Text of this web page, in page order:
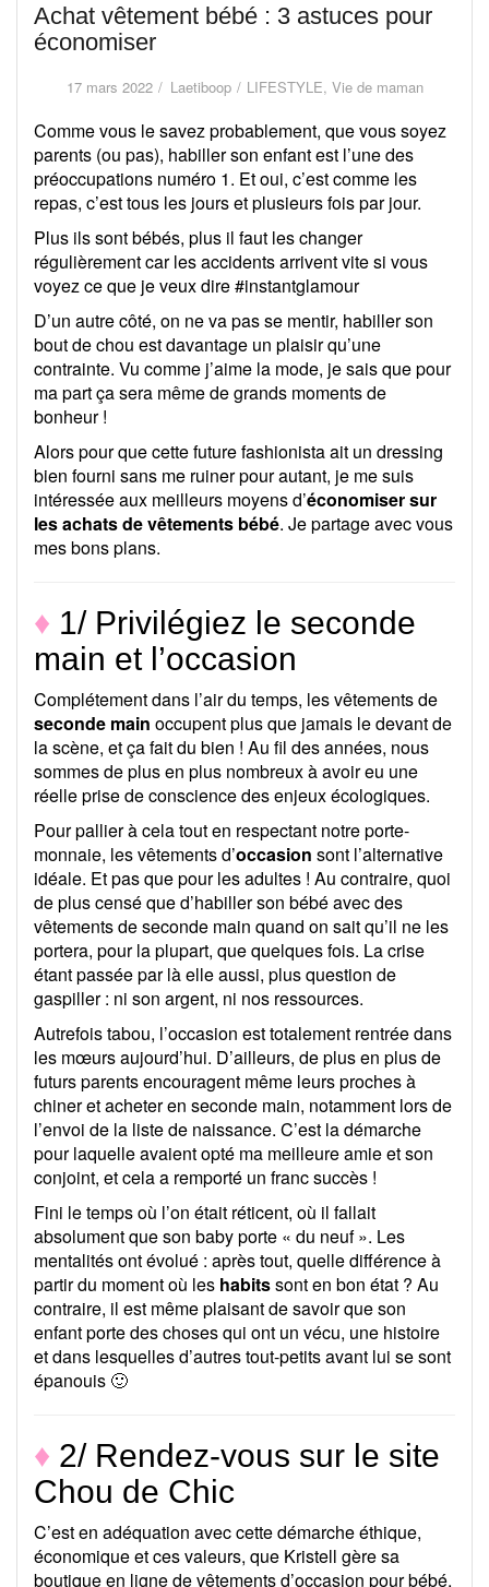
Achat vêtement bébé : 3 astuces pour
économiser
17 mars 2022 Laetiboop LIFESTYLE, Vie de maman
Comme vous le savez probablement, que vous soyez
parents (ou pas), habiller son enfant est l’une des
préoccupations numéro 1. Et oui, c’est comme les
repas, c’est tous les jours et plusieurs fois par jour.
Plus ils sont bébés, plus il faut les changer
régulièrement car les accidents arrivent vite si vous
voyez ce que je veux dire #instantglamour
D’un autre côté, on ne va pas se mentir, habiller son
bout de chou est davantage un plaisir qu’une
contrainte. Vu comme j’aime la mode, je sais que pour
ma part ça sera même de grands moments de
bonheur !
Alors pour que cette future fashionista ait un dressing
bien fourni sans me ruiner pour autant, je me suis
intéressée aux meilleurs moyens d’économiser sur
les achats de vêtements bébé. Je partage avec vous
mes bons plans.
♦ 1/ Privilégiez le seconde
main et l’occasion
Complétement dans l’air du temps, les vêtements de
seconde main occupent plus que jamais le devant de
la scène, et ça fait du bien ! Au fil des années, nous
sommes de plus en plus nombreux à avoir eu une
réelle prise de conscience des enjeux écologiques.
Pour pallier à cela tout en respectant notre porte-
monnaie, les vêtements d’occasion sont l’alternative
idéale. Et pas que pour les adultes ! Au contraire, quoi
de plus censé que d’habiller son bébé avec des
vêtements de seconde main quand on sait qu’il ne les
portera, pour la plupart, que quelques fois. La crise
étant passée par là elle aussi, plus question de
gaspiller : ni son argent, ni nos ressources.
Autrefois tabou, l’occasion est totalement rentrée dans
les mœurs aujourd’hui. D’ailleurs, de plus en plus de
futurs parents encouragent même leurs proches à
chiner et acheter en seconde main, notamment lors de
l’envoi de la liste de naissance. C’est la démarche
pour laquelle avaient opté ma meilleure amie et son
conjoint, et cela a remporté un franc succès !
Fini le temps où l’on était réticent, où il fallait
absolument que son baby porte « du neuf ». Les
mentalités ont évolué : après tout, quelle différence à
partir du moment où les habitssont en bon état ? Au
contraire, il est même plaisant de savoir que son
enfant porte des choses qui ont un vécu, une histoire
et dans lesquelles d’autres tout-petits avant lui se sont
épanouis 🙂
♦ 2/ Rendez-vous sur le site
Chou de Chic
C’est en adéquation avec cette démarche éthique,
économique et ces valeurs, que Kristell gère sa
boutique en ligne de vêtements d’occasion pour bébé,